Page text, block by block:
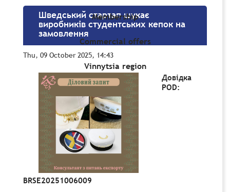
Membership
Commercial offers
Vinnytsia region
Шведський стартап шукає
виробників студентських кепок на
замовлення
Thu, 09 October 2025, 14:43
Довідка
POD:
BRSE20251006009